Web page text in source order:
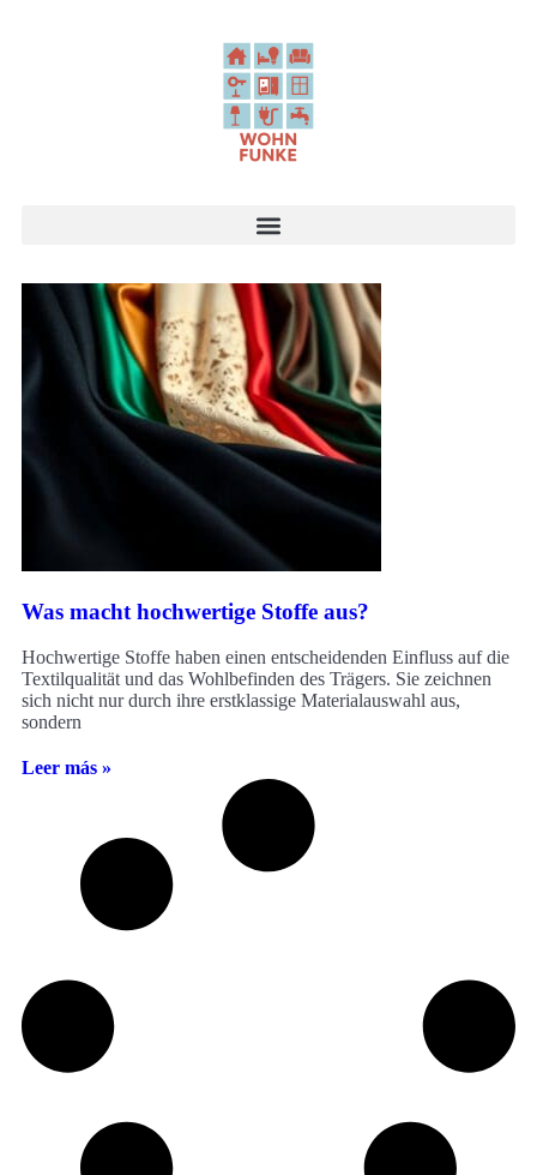
Was macht hochwertige Stoffe aus?
Hochwertige Stoffe haben einen entscheidenden Einfluss auf die
Textilqualität und das Wohlbefinden des Trägers. Sie zeichnen
sich nicht nur durch ihre erstklassige Materialauswahl aus,
sondern
Leer más »